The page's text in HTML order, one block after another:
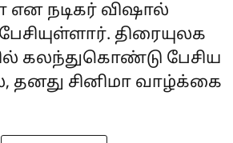
என நடிகர் விஷால்
திரையுலக
கலந்துகொண்டு பேசிய
தனது சினிமா வாழ்க்கை